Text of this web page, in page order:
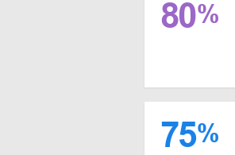
80%
75%